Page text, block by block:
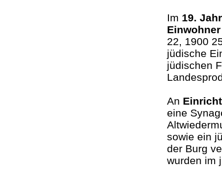
Im 19.
22, 1900
jüdische
jüdischen
An
eine
sowie ein
der Burg
wurden im